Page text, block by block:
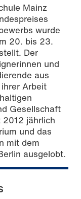
Mainz
wurde
20. bis 23.
Der
und
aus
Arbeit
Gesellschaft
jährlich
und das
mit dem
ausgelobt.